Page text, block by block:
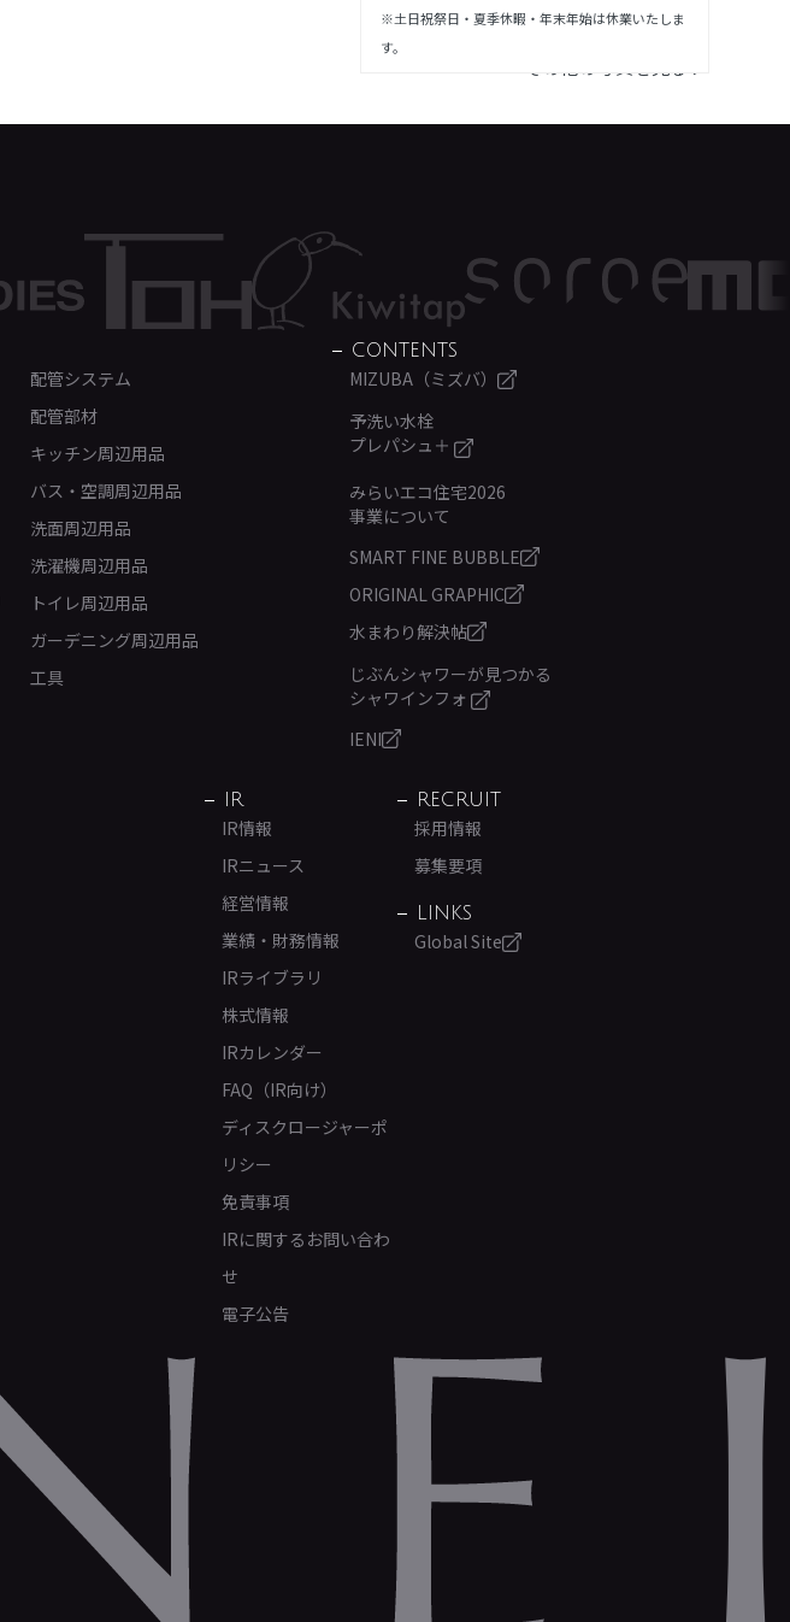
※土日祝祭日・夏季休暇・年末年始は休業いたしま
す。
その他の写真を見る ＞
配管システム
配管部材
キッチン周辺用品
バス・空調周辺用品
洗面周辺用品
洗濯機周辺用品
トイレ周辺用品
ガーデニング周辺用品
工具
CONTENTS
MIZUBA（ミズバ）
予洗い水栓
プレパシュ＋
みらいエコ住宅2026
事業について
SMART FINE BUBBLE
ORIGINAL GRAPHIC
水まわり解決帖
じぶんシャワーが見つかる
シャワインフォ
IENI
IR
IR情報
IRニュース
経営情報
業績・財務情報
IRライブラリ
株式情報
IRカレンダー
FAQ（IR向け）
ディスクロージャーポ
リシー
免責事項
IRに関するお問い合わ
せ
電子公告
RECRUIT
採用情報
募集要項
LINKS
Global Site